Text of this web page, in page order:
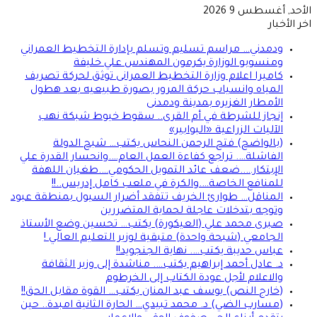
الأحد, أغسطس 9 2026
اخر الأخبار
ودمدني… مراسم تسليم وتسلم بإدارة التخطيط العمراني
ومنسوبو الوزارة يكرمون المهندس علي خليفة
كاميرا اعلام وزارة التخطيط العمرانى توثق لحركة تصريف
المياه وانسياب حركة المرور بصورة طبيعيه بعد هطول
الأمطار الغزيره بمدينة ودمدنى
إنجاز للشرطة في أم القرى.. سقوط خيوط شبكة نهب
الآليات الزراعية «البوابير»
(بالواضح) فتح الرحمن النحاس يكتب… شبح الدولة
الفاشلة…. تراجع كفاءة العمل العام….وانحسار القدرة علي
الإبتكار…..ضعف عائد التمويل الحكومي….طغيان اللهفة
للمنافع الخاصة….والكرة في ملعب كامل إدريس..!!
المناقل… طوارئ الخريف تتفقد أضرار السيول بمنطقة عبود
وتوجه بتدخلات عاجلة لحماية المتضررين
صبرى محمد علي (العيكورة) يكتب… تحسين وضع الأستاذ
الجامعي (شبحة واحدة) متبقية لوزير التعليم العالي !
عباس حديبة يكتب…. نهاية الجنجويد!!
د. عادل أحمد إبراهيم يكتب…. مناشدة إلى وزير الثقافة
والاعلام لأجل عودة الكتاب إلى الخرطوم
(خارج النص) يوسف عبد المنان يكتب… القوة مقابل الحق!!
(مسارب الضي) د. محمد تبيدي… الحارة الثانية امبدة.. حين